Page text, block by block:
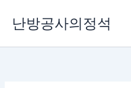
로
난방공사의정석